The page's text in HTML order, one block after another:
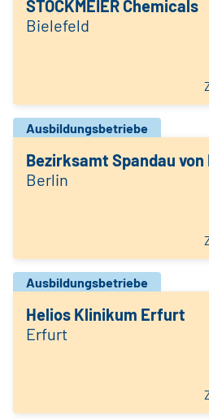
STOCKMEIER Chemicals
Bielefeld
Ausbildungsbetriebe
Bezirksamt Spandau von
Berlin
Ausbildungsbetriebe
Helios Klinikum Erfurt
Erfurt